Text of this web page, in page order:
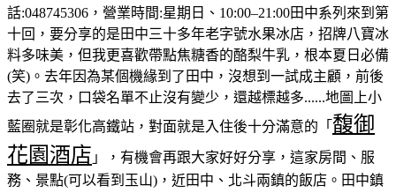
話:048745306，營業時間:星期日、10:00–21:00田中系列來到第
十回，要分享的是田中三十多年老字號水果冰店，招牌八寶冰
料多味美，但我更喜歡帶點焦糖香的酪梨牛乳，根本夏日必備
(笑)。去年因為某個機緣到了田中，沒想到一試成主顧，前後
去了三次，口袋名單不止沒有變少，還越標越多......地圖上小
藍圈就是彰化高鐵站，對面就是入住後十分滿意的「 馥御
花園酒店 」，有機會再跟大家好好分享，這家房間、服
務、景點(可以看到玉山)，近田中、北斗兩鎮的飯店。田中鎮